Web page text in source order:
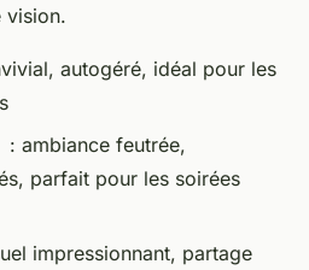
vision.
autogéré, idéal pour les
ambiance feutrée,
parfait pour les soirées
impressionnant, partage